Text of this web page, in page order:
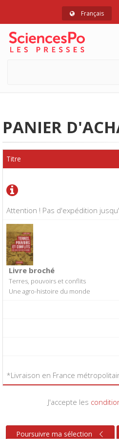
Français
PANIER
Attention ! Pas d'expédition
Titre
Livre broché
Terres, pouvoirs et conflits
Une agro-histoire du monde
*Livraison en France
J'accepte les
Poursuivre ma sélection